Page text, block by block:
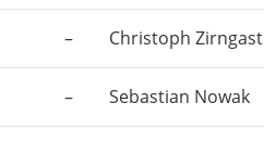
– Christoph Zirngast
– Sebastian Nowak